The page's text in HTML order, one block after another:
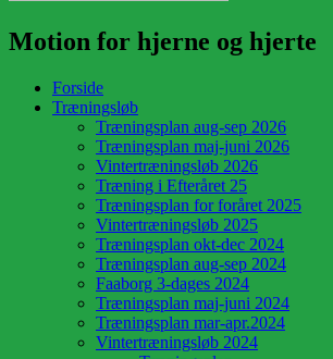
Motion for hjerne og hjerte
Forside
Træningsløb
Træningsplan aug-sep 2026
Træningsplan maj-juni 2026
Vintertræningsløb 2026
Træning i Efteråret 25
Træningsplan for foråret 2025
Vintertræningsløb 2025
Træningsplan okt-dec 2024
Træningsplan aug-sep 2024
Faaborg 3-dages 2024
Træningsplan maj-juni 2024
Træningsplan mar-apr.2024
Vintertræningsløb 2024